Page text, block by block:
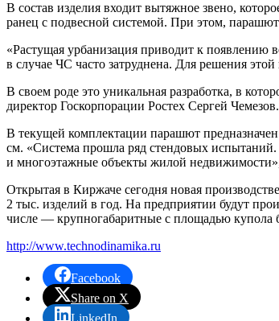
В состав изделия входит вытяжное звено,
ранец с подвесной системой. При этом, парашют
«Растущая урбанизация приводит к появлению
в случае ЧС часто затруднена. Для решения
В своем роде это уникальная разработка, в
директор Госкорпорации Ростех Сергей Чемезов.
В текущей комплектации парашют
см. «Система прошла ряд стендовых
и многоэтажные объекты жилой
Открытая в Киржаче сегодня новая
2 тыс. изделий в год. На предприятии будут
числе — крупногабаритные с площадью купола
http://www.technodinamika.ru
Facebook
Share on X
LinkedIn